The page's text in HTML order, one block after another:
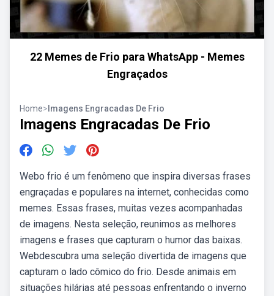
22 Memes de Frio para WhatsApp - Memes
Engraçados
Home> Imagens Engracadas De Frio
Imagens Engracadas De Frio
Webo frio é um fenômeno que inspira diversas frases
engraçadas e populares na internet, conhecidas como
memes. Essas frases, muitas vezes acompanhadas
de imagens. Nesta seleção, reunimos as melhores
imagens e frases que capturam o humor das baixas.
Webdescubra uma seleção divertida de imagens que
capturam o lado cômico do frio. Desde animais em
situações hilárias até pessoas enfrentando o inverno